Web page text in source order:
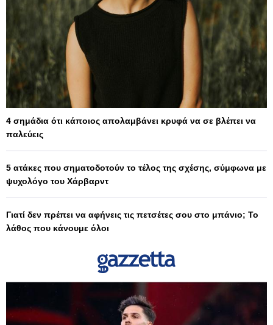
4 σημάδια ότι κάποιος απολαμβάνει κρυφά να σε βλέπει να
παλεύεις
5 ατάκες που σηματοδοτούν το τέλος της σχέσης, σύμφωνα με
ψυχολόγο του Χάρβαρντ
Γιατί δεν πρέπει να αφήνεις τις πετσέτες σου στο μπάνιο; Το
λάθος που κάνουμε όλοι